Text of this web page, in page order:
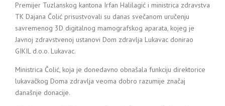
Premijer Tuzlanskog kantona Irfan Halilagić i ministrica zdravstva
TK Dajana Čolić prisustvovali su danas svečanom uručenju
savremenog 3D digitalnog mamografskog aparata, kojeg je
Javnoj zdravstvenoj ustanovi Dom zdravlja Lukavac donirao
GIKIL d.o.o. Lukavac.
Ministrica Čolić, koja je donedavno obnašala funkciju direktorice
lukavačkog Doma zdravlja veoma dobro razumije značaj
današnje donacije.